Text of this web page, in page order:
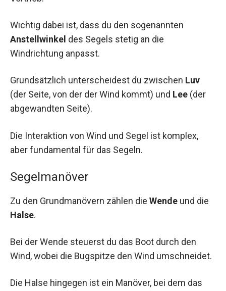
Wichtig dabei ist, dass du den sogenannten
Anstellwinkel des Segels stetig an die
Windrichtung anpasst.
Grundsätzlich unterscheidest du zwischen Luv
(der Seite, von der der Wind kommt) und Lee (der
abgewandten Seite).
Die Interaktion von Wind und Segel ist komplex,
aber fundamental für das Segeln.
Segelmanöver
Zu den Grundmanövern zählen die Wende und die
Halse.
Bei der Wende steuerst du das Boot durch den
Wind, wobei die Bugspitze den Wind umschneidet.
Die Halse hingegen ist ein Manöver, bei dem das